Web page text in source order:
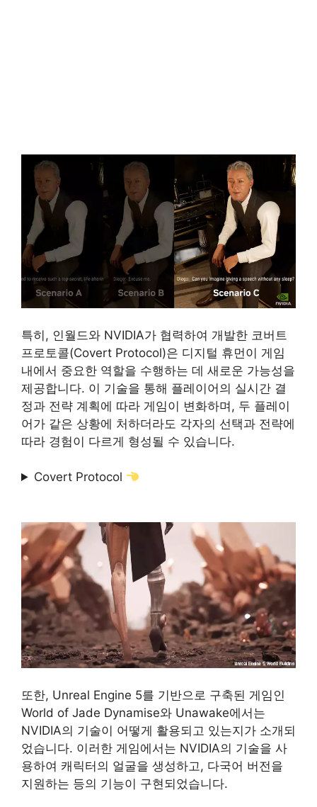
특히, 인월드와 NVIDIA가 협력하여 개발한 코버트
프로토콜(Covert Protocol)은 디지털 휴먼이 게임
내에서 중요한 역할을 수행하는 데 새로운 가능성을
제공합니다. 이 기술을 통해 플레이어의 실시간 결
정과 전략 계획에 따라 게임이 변화하며, 두 플레이
어가 같은 상황에 처하더라도 각자의 선택과 전략에
따라 경험이 다르게 형성될 수 있습니다.
Covert Protocol
또한, Unreal Engine 5를 기반으로 구축된 게임인
World of Jade Dynamise와 Unawake에서는
NVIDIA의 기술이 어떻게 활용되고 있는지가 소개되
었습니다. 이러한 게임에서는 NVIDIA의 기술을 사
용하여 캐릭터의 얼굴을 생성하고, 다국어 버전을
지원하는 등의 기능이 구현되었습니다.